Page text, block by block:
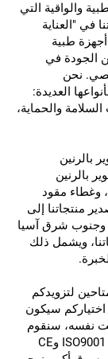
والواقية التي
في "العناية
أجهزة طبية
الجودة في
نحن
العديدة:
والحماية،
بالرنين
بالرنين
وغطاء مقود
منتجاتنا إلى
وجنوب شرق آسيا
ويشمل ذلك
لتزويدكم
اختياركم سيكون
نفسه، سنقوم
أيضًا بتوحيد معاييرنا وفقًا لأنظمة شهادات الجودة ISO9001 وCE